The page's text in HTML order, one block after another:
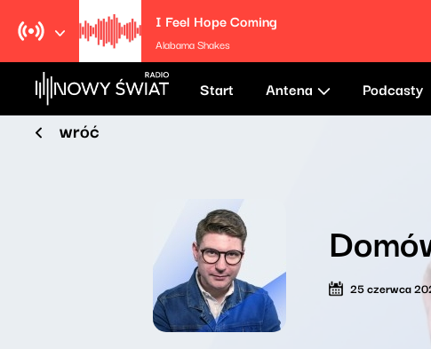
I Feel Hope Coming
Alabama Shakes
Start Antena Podcasty
wróć
25 czerwca